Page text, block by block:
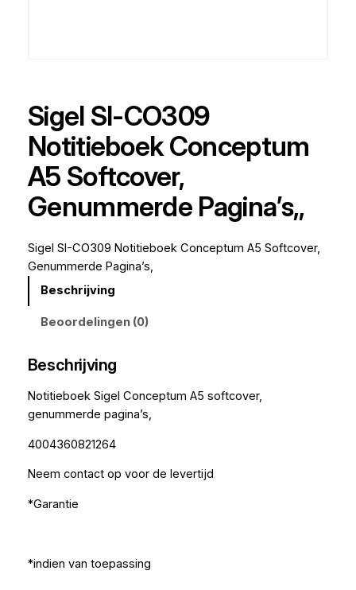
Sigel SI-CO309
Notitieboek Conceptum
A5 Softcover,
Genummerde Pagina’s,,
Sigel SI-CO309 Notitieboek Conceptum A5 Softcover,
Genummerde Pagina’s,
Beschrijving
Beoordelingen (0)
Beschrijving
Notitieboek Sigel Conceptum A5 softcover,
genummerde pagina’s,
4004360821264
Neem contact op voor de levertijd
*Garantie
*indien van toepassing